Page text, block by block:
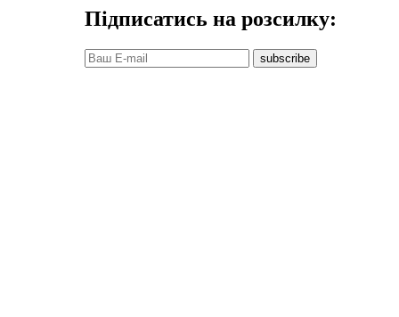
Підписатись на розсилку:
subscribe